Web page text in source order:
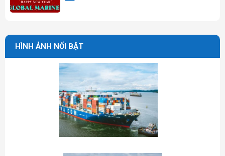
HÌNH ẢNH NỔI BẬT